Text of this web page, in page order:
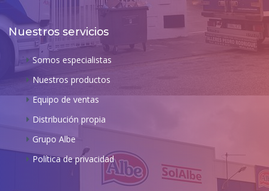
Nuestros servicios
Somos especialistas
Nuestros productos
Equipo de ventas
Distribución propia
Grupo Albe
Política de privacidad